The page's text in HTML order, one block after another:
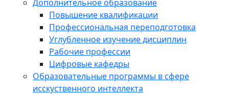
Дополнительное образование
Повышение квалификации
Профессиональная переподготовка
Углубленное изучение дисциплин
Рабочие профессии
Цифровые кафедры
Образовательные программы в сфере
исскуственного интеллекта